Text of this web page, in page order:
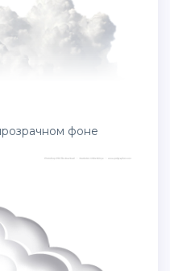
фоне